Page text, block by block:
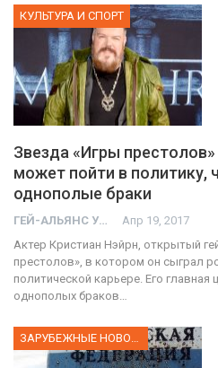
КУЛЬТУРА И СПОРТ
Звезда «Игры
может пойти в политику,
однополые браки
ГЕЙ-АЛЬЯНС УКРАИНА Апр 19, 2017
Актер Кристиан Нэйрн, открытый
престолов», в котором он сыграл
политической карьере. Его главная
однополых браков…